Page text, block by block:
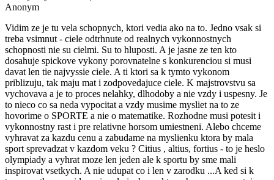
Anonym
Vidim ze je tu vela schopnych, ktori vedia ako na to. Jedno vsak si
treba vsimnut - ciele odtrhnute od realnych vykonnostnych
schopnosti nie su cielmi. Su to hluposti. A je jasne ze ten kto
dosahuje spickove vykony porovnatelne s konkurenciou si musi
davat len tie najvyssie ciele. A ti ktori sa k tymto vykonom
priblizuju, tak maju mat i zodpovedajuce ciele. K majstrovstvu sa
vychovava a je to proces nelahky, dlhodoby a nie vzdy i uspesny. Je
to nieco co sa neda vypocitat a vzdy musime mysliet na to ze
hovorime o SPORTE a nie o matematike. Rozhodne musi potesit i
vykonnostny rast i pre relativne horsom umiestneni. Alebo chceme
vyhravat za kazdu cenu a zabudame na myslienku ktora by mala
sport sprevadzat v kazdom veku ? Citius , altius, fortius - to je heslo
olympiady a vyhrat moze len jeden ale k sportu by sme mali
inspirovat vsetkych. A nie udupat co i len v zarodku ...A ked si k